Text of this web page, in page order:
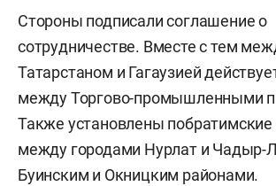
Стороны подписали соглашение о
сотрудничестве. Вместе с тем
Татарстаном и Гагаузией
между Торгово-промышленными
Также установлены
между городами Нурлат и Чадыр-
Буинским и Окницким районами.